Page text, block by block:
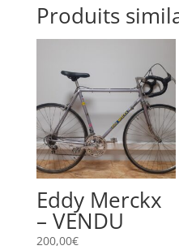
Produits
Eddy Merckx
– VENDU
200,00€